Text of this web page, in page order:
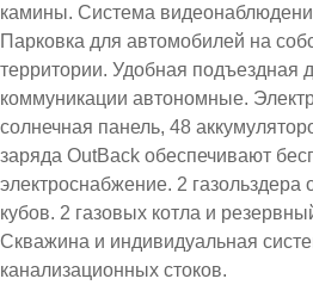
камины. Система
Парковка для автомобилей на
территории. Удобная подъездная
коммуникации автономные.
солнечная панель, 48
заряда OutBack обеспечивают
электроснабжение. 2
кубов. 2 газовых котла и
Скважина и индивидуальная
канализационных стоков.